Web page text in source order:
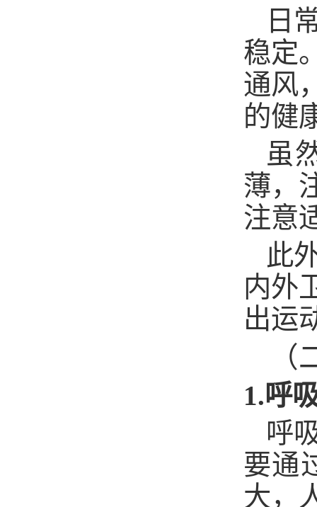
日
稳定
通风
的健
虽
薄，
注意
此
内外
出运
（
1.呼
呼
要通
大，